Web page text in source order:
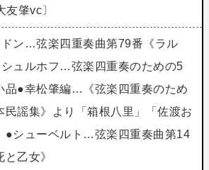
肇vc〕
ン…弦楽四重奏曲第79番《ラル
ュルホフ…弦楽四重奏のための5
品●幸松肇編…《弦楽四重奏のため
民謡集》より「箱根八里」「佐渡お
●シューベルト…弦楽四重奏曲第14
と乙女》